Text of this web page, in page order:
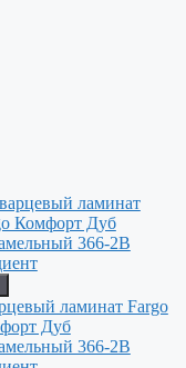
ламинат Fargo
Дуб
366-2B